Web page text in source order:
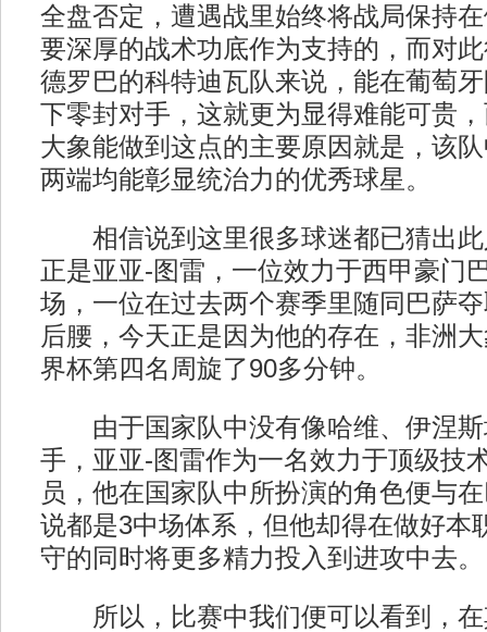
全盘否定，遭遇战里始终将战局保持
要深厚的战术功底作为支持的，而对
德罗巴的科特迪瓦队来说，能在葡萄
下零封对手，这就更为显得难能可贵
大象能做到这点的主要原因就是，该
两端均能彰显统治力的优秀球星。
相信说到这里很多球迷都已猜出此
正是亚亚-图雷，一位效力于西甲豪门
场，一位在过去两个赛季里随同巴萨
后腰，今天正是因为他的存在，非洲
界杯第四名周旋了90多分钟。
由于国家队中没有像哈维、伊涅斯
手，亚亚-图雷作为一名效力于顶级技
员，他在国家队中所扮演的角色便与
说都是3中场体系，但他却得在做好本
守的同时将更多精力投入到进攻中去。
所以，比赛中我们便可以看到，在